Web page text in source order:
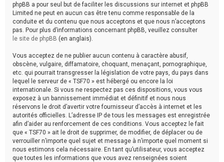
phpBB a pour seul but de faciliter les discussions sur internet et phpBB
Limited ne peut en aucun cas être tenu comme responsable de la
conduite et du contenu que nous acceptons et que nous n’acceptons
pas. Pour plus d’informations concernant phpBB, veuillez consulter
le site de phpBB (en anglais).
Vous acceptez de ne publier aucun contenu à caractère abusif,
obscène, vulgaire, diffamatoire, choquant, menaçant, pornographique,
etc. qui pourrait transgresser la législation de votre pays, du pays dans
lequel le serveur de « TSF70 » est hébergé ou encore la loi
internationale. Si vous ne respectez pas ces dispositions, vous vous
exposez à un bannissement immédiat et définitif et nous nous
réservons le droit d’avertir votre fournisseur d’accès à internet et les
autorités officielles. L’adresse IP de tous les messages est enregistrée
afin d’aider au renforcement de ces conditions. Vous acceptez le fait
que « TSF70 » ait le droit de supprimer, de modifier, de déplacer ou de
verrouiller n’importe quel sujet et message à n’importe quel moment si
nous estimons cela nécessaire. En tant qu’utilisateur, vous acceptez
que toutes les informations que vous avez renseignées soient